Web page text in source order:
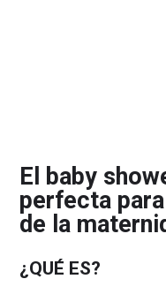
El baby
perfecta
de la
¿QUÉ ES?